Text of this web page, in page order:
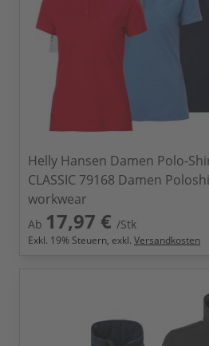
Helly Hansen Damen Polo-
CLASSIC 79168 Damen
workwear
Ab 17,97 € /Stk
Exkl. 19% Steuern, exkl. Versandkosten